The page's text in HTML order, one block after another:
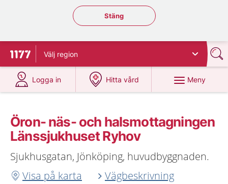
Stäng regionsväljaren
Stäng
Till startsidan för 1177
Välj region
Logga in
på 1177.se
Hitta vård
på 1177.se
Meny
Öron- näs- och halsmottagningen
Länssjukhuset Ryhov
Sjukhusgatan, Jönköping, huvudbyggnaden.
Visa på karta
Vägbeskrivning